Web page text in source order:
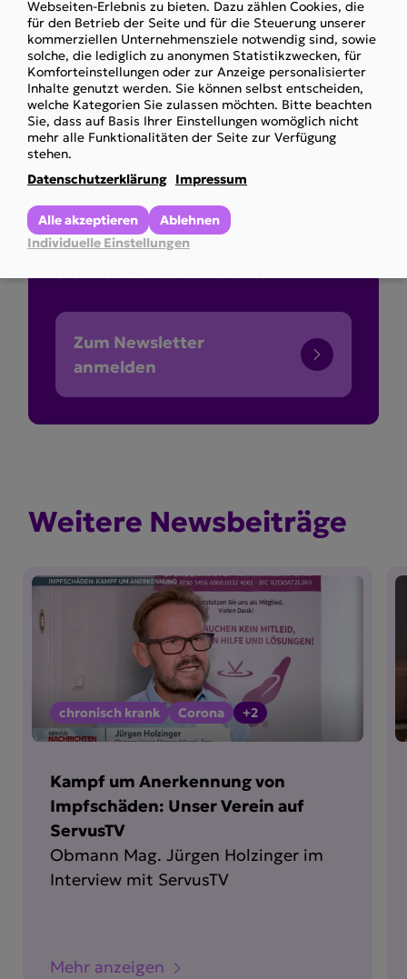
Bleiben Sie am
Laufenden
Newsletter an und erhalten Sie
immer aktuelle Informationen über
Zum Newsletter
anmelden
Weitere Newsbei­träge
chronisch krank Corona +2
Kampf um Anerkennung von
Impfschäden: Unser Verein auf
ServusTV
Obmann Mag. Jürgen Holzinger im
Interview mit ServusTV
Mehr anzeigen
personal
data
and
cookies
Webseiten-Erlebnis zu bieten. Dazu zählen Cookies, die
für den Betrieb der Seite und für die Steuerung unserer
kommerziellen Unternehmensziele notwendig sind, sowie
solche, die lediglich zu anonymen Statistikzwecken, für
Komforteinstellungen oder zur Anzeige personalisierter
Inhalte genutzt werden. Sie können selbst entscheiden,
welche Kategorien Sie zulassen möchten. Bitte beachten
Sie, dass auf Basis Ihrer Einstellungen womöglich nicht
mehr alle Funktionalitäten der Seite zur Verfügung
stehen.
Datenschutzerklärung Impressum
Individuelle Einstellungen
Ablehnen
Alle akzeptieren